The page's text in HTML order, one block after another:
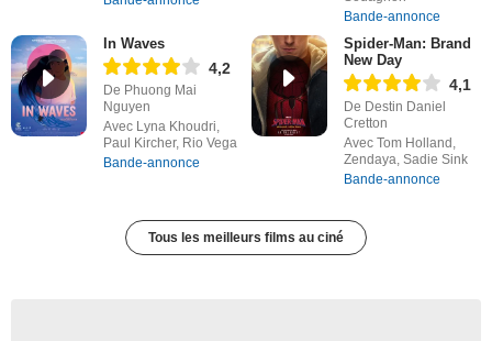
Bande-annonce
In Waves
4,2
De Phuong Mai
Nguyen
Avec Lyna Khoudri,
Paul Kircher, Rio Vega
Bande-annonce
Spider-Man: Brand
New Day
4,1
De Destin Daniel
Cretton
Avec Tom Holland,
Zendaya, Sadie Sink
Bande-annonce
Tous les meilleurs films au ciné